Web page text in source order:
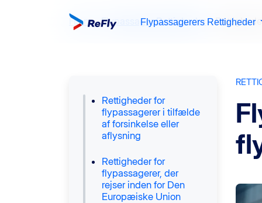
Flypassagerers Rettigheder
Hjem Flypassager Rettigheder
Rettigheder for
flypassagerer i tilfælde
af forsinkelse eller
aflysning
Rettigheder for
flypassagerer, der
rejser inden for Den
Europæiske Union